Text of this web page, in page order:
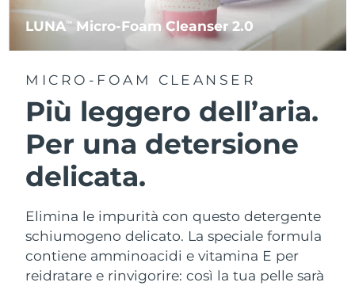
LUNATM Micro-Foam Cleanser 2.0
MICRO-FOAM CLEANSER
Più leggero dell’aria.
Per una detersione
delicata.
Elimina le impurità con questo detergente
schiumogeno delicato. La speciale formula
contiene amminoacidi e vitamina E per
reidratare e rinvigorire: così la tua pelle sarà